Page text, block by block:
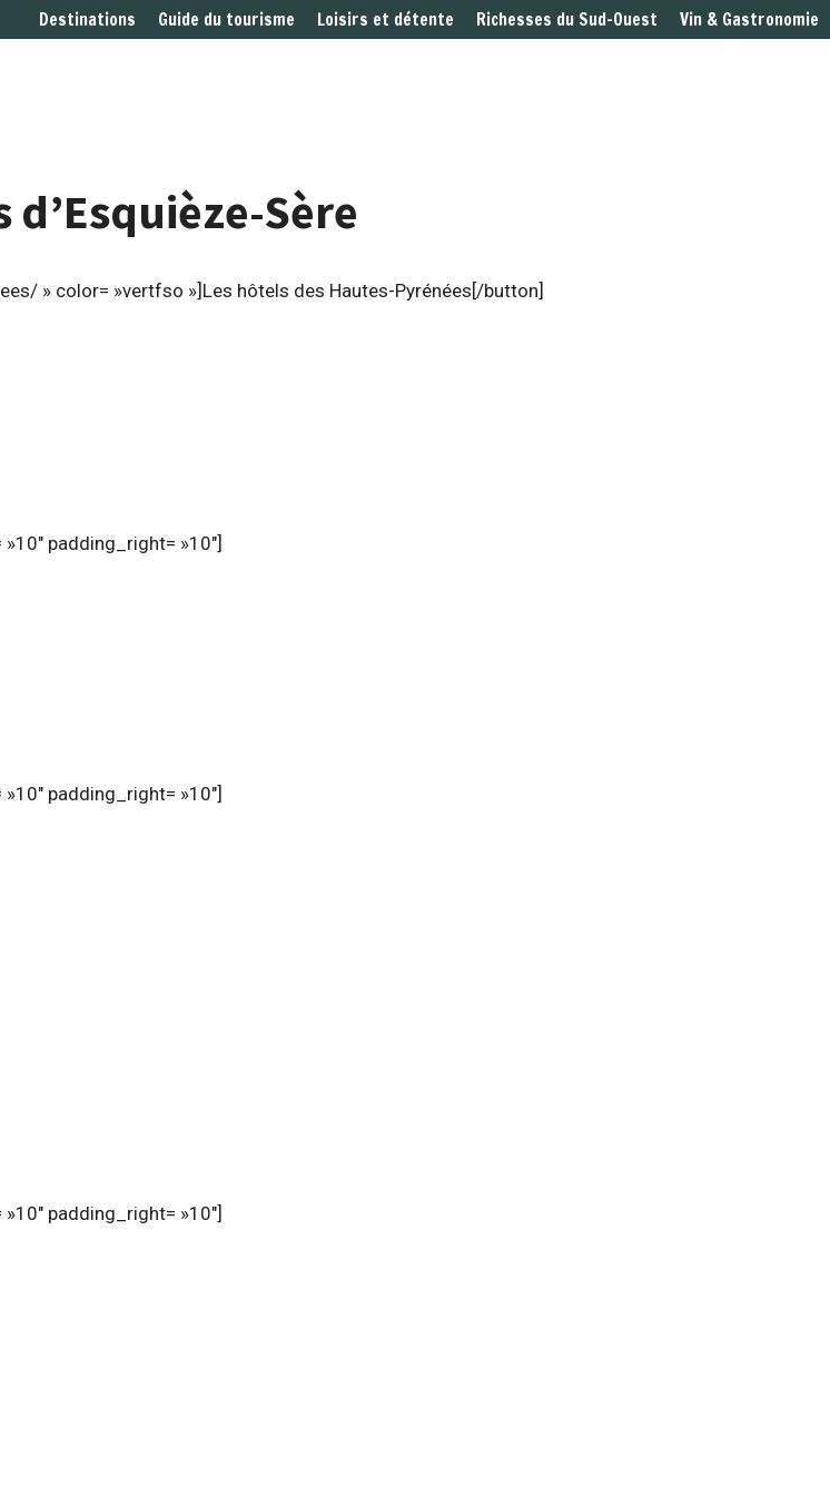
Destinations Guide du tourisme Loisirs et détente Richesses du Sud-Ouest Vin & Gastronomie
d’Esquièze-Sère
» color= »vertfso »]Les hôtels des Hautes-Pyrénées[/button]
padding_right= »10″]
padding_right= »10″]
padding_right= »10″]